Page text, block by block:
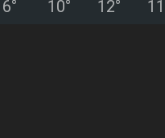
6° 10° 12° 11